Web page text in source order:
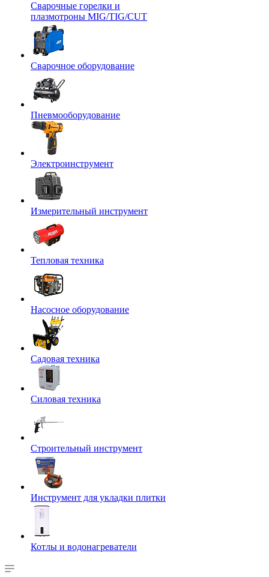
Сварочные горелки и
плазмотроны MIG/TIG/CUT
Сварочное оборудование
Пневмооборудование
Электроинструмент
Измерительный инструмент
Тепловая техника
Насосное оборудование
Садовая техника
Силовая техника
Строительный инструмент
Инструмент для укладки плитки
Котлы и водонагреватели